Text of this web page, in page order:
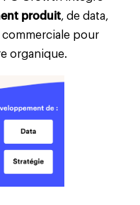
produit, de data,
pour
organique.